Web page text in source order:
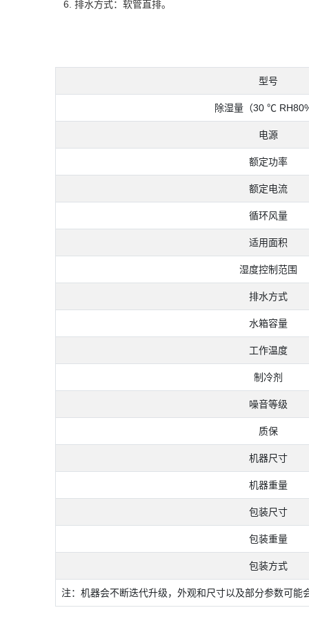
6. 排水方式：软管直排。
型号
除湿量（30 ℃
电源
额定功率
额定电流
循环风量
适用面积
湿度控制范围
排水方式
水箱容量
工作温度
制冷剂
噪音等级
质保
机器尺寸
机器重量
包装尺寸
包装重量
包装方式
注：机器会不断迭代升级，外观和尺寸以及部分参数可能